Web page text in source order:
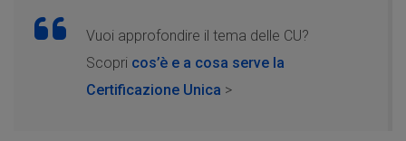
Vuoi approfondire il tema delle CU?
Scopri cos’è e a cosa serve la
Certificazione Unica >